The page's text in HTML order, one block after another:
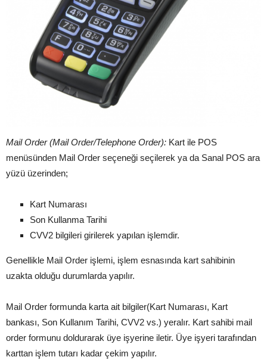
Mail Order (Mail Order/Telephone Order): Kart ile POS
menüsünden Mail Order seçeneği seçilerek ya da Sanal POS ara
yüzü üzerinden;
Kart Numarası
Son Kullanma Tarihi
CVV2 bilgileri girilerek yapılan işlemdir.
Genellikle Mail Order işlemi, işlem esnasında kart sahibinin
uzakta olduğu durumlarda yapılır.
Mail Order formunda karta ait bilgiler(Kart Numarası, Kart
bankası, Son Kullanım Tarihi, CVV2 vs.) yeralır. Kart sahibi mail
order formunu doldurarak üye işyerine iletir. Üye işyeri tarafından
karttan işlem tutarı kadar çekim yapılır.